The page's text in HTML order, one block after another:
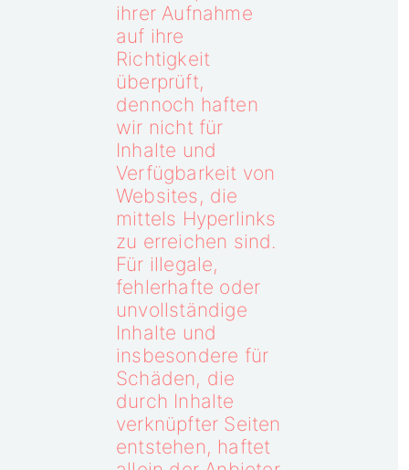
ihrer Aufnahme
auf ihre
Richtigkeit
überprüft,
dennoch haften
wir nicht für
Inhalte und
Verfügbarkeit von
Websites, die
mittels Hyperlinks
zu erreichen sind.
Für illegale,
fehlerhafte oder
unvollständige
Inhalte und
insbesondere für
Schäden, die
durch Inhalte
verknüpfter Seiten
entstehen, haftet